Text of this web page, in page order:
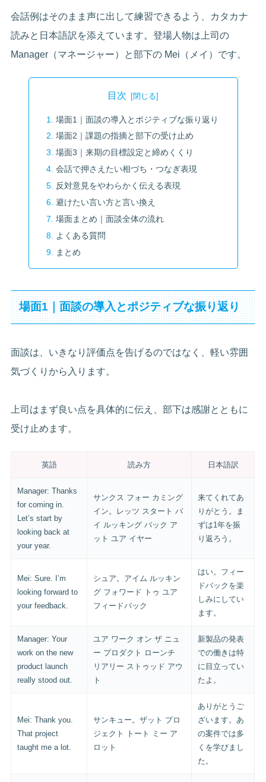
会話例はそのまま声に出して練習できるよう、カタカナ
読みと日本語訳を添えています。登場人物は上司の
Manager（マネージャー）と部下の Mei（メイ）です。
目次
場面1｜面談の導入とポジティブな振り返り
場面2｜課題の指摘と部下の受け止め
場面3｜来期の目標設定と締めくくり
会話で押さえたい相づち・つなぎ表現
反対意見をやわらかく伝える表現
避けたい言い方と言い換え
場面まとめ｜面談全体の流れ
よくある質問
まとめ
場面1｜面談の導入とポジティブな振り返り
面談は、いきなり評価点を告げるのではなく、軽い雰囲
気づくりから入ります。
上司はまず良い点を具体的に伝え、部下は感謝とともに
受け止めます。
英語 読み方 日本語訳
Manager: Thanks
for coming in.
Let’s start by
looking back at
your year.
サンクス フォー カミング
イン。レッツ スタート バ
イ ルッキング バック ア
ット ユア イヤー
来てくれてあ
りがとう。ま
ずは1年を振
り返ろう。
Mei: Sure. I’m
looking forward to
your feedback.
シュア。アイム ルッキン
グ フォワード トゥ ユア
フィードバック
はい。フィー
ドバックを楽
しみにしてい
ます。
Manager: Your
work on the new
product launch
really stood out.
ユア ワーク オン ザ ニュ
ー プロダクト ローンチ
リアリー ストゥッド アウ
ト
新製品の発表
での働きは特
に目立ってい
たよ。
Mei: Thank you.
That project
taught me a lot.
サンキュー。ザット プロ
ジェクト トート ミー ア
ロット
ありがとうご
ざいます。あ
の案件では多
くを学びまし
た。